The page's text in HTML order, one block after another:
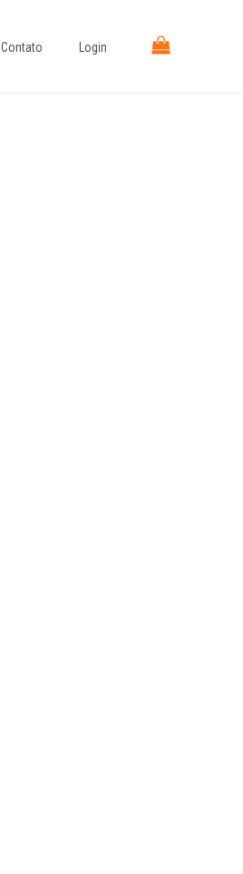
Contato Login